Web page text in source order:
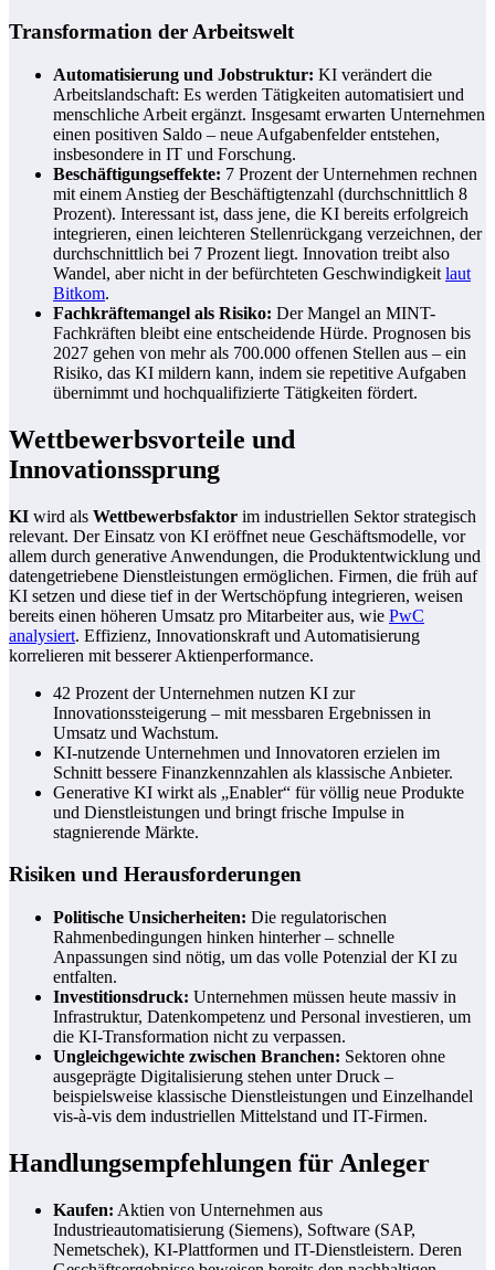
Transformation der Arbeitswelt
Automatisierung und Jobstruktur: KI verändert die
Arbeitslandschaft: Es werden Tätigkeiten automatisiert und
menschliche Arbeit ergänzt. Insgesamt erwarten Unternehmen
einen positiven Saldo – neue Aufgabenfelder entstehen,
insbesondere in IT und Forschung.
Beschäftigungseffekte: 7 Prozent der Unternehmen rechnen
mit einem Anstieg der Beschäftigtenzahl (durchschnittlich 8
Prozent). Interessant ist, dass jene, die KI bereits erfolgreich
integrieren, einen leichteren Stellenrückgang verzeichnen, der
durchschnittlich bei 7 Prozent liegt. Innovation treibt also
Wandel, aber nicht in der befürchteten Geschwindigkeit laut
Bitkom.
Fachkräftemangel als Risiko: Der Mangel an MINT-
Fachkräften bleibt eine entscheidende Hürde. Prognosen bis
2027 gehen von mehr als 700.000 offenen Stellen aus – ein
Risiko, das KI mildern kann, indem sie repetitive Aufgaben
übernimmt und hochqualifizierte Tätigkeiten fördert.
Wettbewerbsvorteile und
Innovationssprung
KI wird als Wettbewerbsfaktor im industriellen Sektor strategisch
relevant. Der Einsatz von KI eröffnet neue Geschäftsmodelle, vor
allem durch generative Anwendungen, die Produktentwicklung und
datengetriebene Dienstleistungen ermöglichen. Firmen, die früh auf
KI setzen und diese tief in der Wertschöpfung integrieren, weisen
bereits einen höheren Umsatz pro Mitarbeiter aus, wie PwC
analysiert. Effizienz, Innovationskraft und Automatisierung
korrelieren mit besserer Aktienperformance.
42 Prozent der Unternehmen nutzen KI zur
Innovationssteigerung – mit messbaren Ergebnissen in
Umsatz und Wachstum.
KI-nutzende Unternehmen und Innovatoren erzielen im
Schnitt bessere Finanzkennzahlen als klassische Anbieter.
Generative KI wirkt als „Enabler“ für völlig neue Produkte
und Dienstleistungen und bringt frische Impulse in
stagnierende Märkte.
Risiken und Herausforderungen
Politische Unsicherheiten: Die regulatorischen
Rahmenbedingungen hinken hinterher – schnelle
Anpassungen sind nötig, um das volle Potenzial der KI zu
entfalten.
Investitionsdruck: Unternehmen müssen heute massiv in
Infrastruktur, Datenkompetenz und Personal investieren, um
die KI-Transformation nicht zu verpassen.
Ungleichgewichte zwischen Branchen: Sektoren ohne
ausgeprägte Digitalisierung stehen unter Druck –
beispielsweise klassische Dienstleistungen und Einzelhandel
vis-à-vis dem industriellen Mittelstand und IT-Firmen.
Handlungsempfehlungen für Anleger
Kaufen: Aktien von Unternehmen aus
Industrieautomatisierung (Siemens), Software (SAP,
Nemetschek), KI-Plattformen und IT-Dienstleistern. Deren